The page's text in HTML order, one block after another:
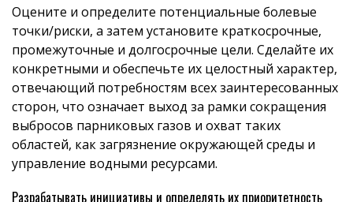
Оцените и определите потенциальные болевые
точки/риски, а затем установите краткосрочные,
промежуточные и долгосрочные цели. Сделайте их
конкретными и обеспечьте их целостный характер,
отвечающий потребностям всех заинтересованных
сторон, что означает выход за рамки сокращения
выбросов парниковых газов и охват таких
областей, как загрязнение окружающей среды и
управление водными ресурсами.
Разрабатывать инициативы и определять их приоритетность